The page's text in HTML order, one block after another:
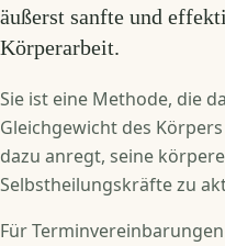
äußerst sanfte und
Körperarbeit.
Sie ist eine Methode, die
Gleichgewicht des
dazu anregt, seine
Selbstheilungskräfte zu
Für